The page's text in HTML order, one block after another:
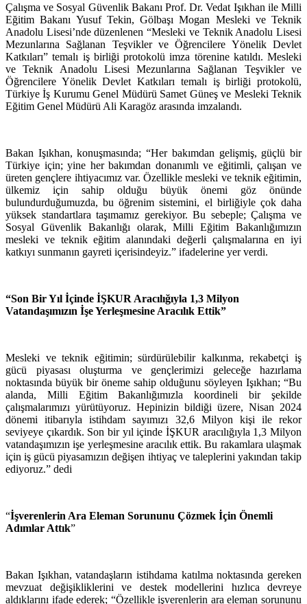
Çalışma ve Sosyal Güvenlik Bakanı Prof. Dr. Vedat Işıkhan ile Milli
Eğitim Bakanı Yusuf Tekin, Gölbaşı Mogan Mesleki ve Teknik
Anadolu Lisesi’nde düzenlenen “Mesleki ve Teknik Anadolu Lisesi
Mezunlarına Sağlanan Teşvikler ve Öğrencilere Yönelik Devlet
Katkıları” temalı iş birliği protokolü imza törenine katıldı. Mesleki
ve Teknik Anadolu Lisesi Mezunlarına Sağlanan Teşvikler ve
Öğrencilere Yönelik Devlet Katkıları temalı iş birliği protokolü,
Türkiye İş Kurumu Genel Müdürü Samet Güneş ve Mesleki Teknik
Eğitim Genel Müdürü Ali Karagöz arasında imzalandı.
Bakan Işıkhan, konuşmasında; “Her bakımdan gelişmiş, güçlü bir
Türkiye için; yine her bakımdan donanımlı ve eğitimli, çalışan ve
üreten gençlere ihtiyacımız var. Özellikle mesleki ve teknik eğitimin,
ülkemiz için sahip olduğu büyük önemi göz önünde
bulundurduğumuzda, bu öğrenim sistemini, el birliğiyle çok daha
yüksek standartlara taşımamız gerekiyor. Bu sebeple; Çalışma ve
Sosyal Güvenlik Bakanlığı olarak, Milli Eğitim Bakanlığımızın
mesleki ve teknik eğitim alanındaki değerli çalışmalarına en iyi
katkıyı sunmanın gayreti içerisindeyiz.” ifadelerine yer verdi.
“Son Bir Yıl İçinde İŞKUR Aracılığıyla 1,3 Milyon
Vatandaşımızın İşe Yerleşmesine Aracılık Ettik”
Mesleki ve teknik eğitimin; sürdürülebilir kalkınma, rekabetçi iş
gücü piyasası oluşturma ve gençlerimizi geleceğe hazırlama
noktasında büyük bir öneme sahip olduğunu söyleyen Işıkhan; “Bu
alanda, Milli Eğitim Bakanlığımızla koordineli bir şekilde
çalışmalarımızı yürütüyoruz. Hepinizin bildiği üzere, Nisan 2024
dönemi itibarıyla istihdam sayımızı 32,6 Milyon kişi ile rekor
seviyeye çıkardık. Son bir yıl içinde İŞKUR aracılığıyla 1,3 Milyon
vatandaşımızın işe yerleşmesine aracılık ettik. Bu rakamlara ulaşmak
için iş gücü piyasamızın değişen ihtiyaç ve taleplerini yakından takip
ediyoruz.” dedi
“İşverenlerin Ara Eleman Sorununu Çözmek İçin Önemli
Adımlar Attık”
Bakan Işıkhan, vatandaşların istihdama katılma noktasında gereken
mevzuat değişikliklerini ve destek modellerini hızlıca devreye
aldıklarını ifade ederek; “Özellikle işverenlerin ara eleman sorununu